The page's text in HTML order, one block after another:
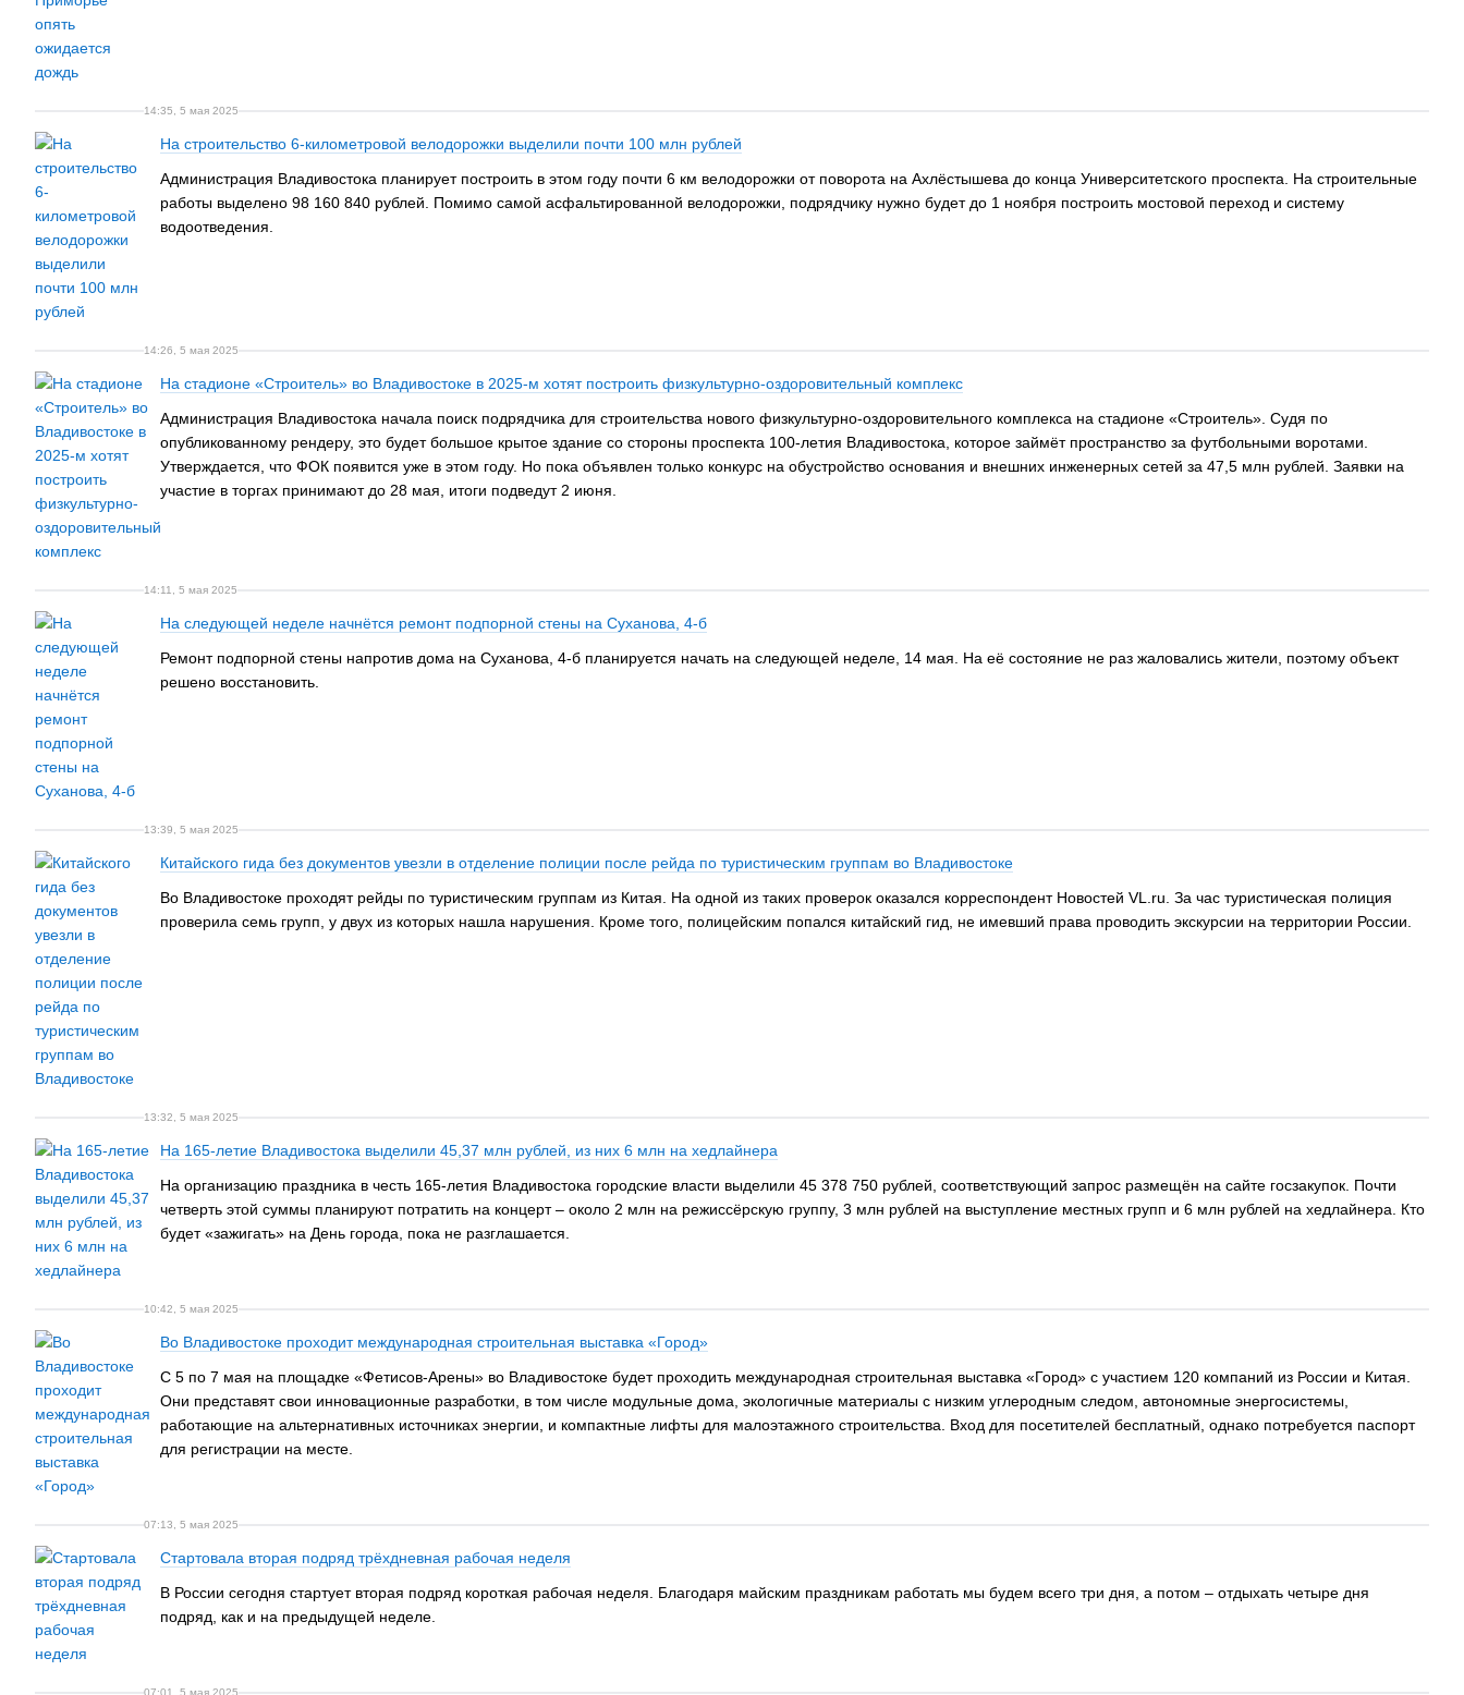
14:35, 5 мая 2025
На строительство 6-километровой велодорожки выделили почти 100 млн рублей
Администрация Владивостока планирует построить в этом году почти 6 км велодорожки от поворота на Ахлёстышева до конца Университетского проспекта. На строительные
работы выделено 98 160 840 рублей. Помимо самой асфальтированной велодорожки, подрядчику нужно будет до 1 ноября построить мостовой переход и систему
водоотведения.
14:26, 5 мая 2025
На стадионе «Строитель» во Владивостоке в 2025-м хотят построить физкультурно-оздоровительный комплекс
Администрация Владивостока начала поиск подрядчика для строительства нового физкультурно-оздоровительного комплекса на стадионе «Строитель». Судя по
опубликованному рендеру, это будет большое крытое здание со стороны проспекта 100-летия Владивостока, которое займёт пространство за футбольными воротами.
Утверждается, что ФОК появится уже в этом году. Но пока объявлен только конкурс на обустройство основания и внешних инженерных сетей за 47,5 млн рублей. Заявки на
участие в торгах принимают до 28 мая, итоги подведут 2 июня.
14:11, 5 мая 2025
На следующей неделе начнётся ремонт подпорной стены на Суханова, 4-б
Ремонт подпорной стены напротив дома на Суханова, 4-б планируется начать на следующей неделе, 14 мая. На её состояние не раз жаловались жители, поэтому объект
решено восстановить.
13:39, 5 мая 2025
Китайского гида без документов увезли в отделение полиции после рейда по туристическим группам во Владивостоке
Во Владивостоке проходят рейды по туристическим группам из Китая. На одной из таких проверок оказался корреспондент Новостей VL.ru. За час туристическая полиция
проверила семь групп, у двух из которых нашла нарушения. Кроме того, полицейским попался китайский гид, не имевший права проводить экскурсии на территории России.
13:32, 5 мая 2025
На 165-летие Владивостока выделили 45,37 млн рублей, из них 6 млн на хедлайнера
На организацию праздника в честь 165-летия Владивостока городские власти выделили 45 378 750 рублей, соответствующий запрос размещён на сайте госзакупок. Почти
четверть этой суммы планируют потратить на концерт – около 2 млн на режиссёрскую группу, 3 млн рублей на выступление местных групп и 6 млн рублей на хедлайнера. Кто
будет «зажигать» на День города, пока не разглашается.
10:42, 5 мая 2025
Во Владивостоке проходит международная строительная выставка «Город»
С 5 по 7 мая на площадке «Фетисов-Арены» во Владивостоке будет проходить международная строительная выставка «Город» с участием 120 компаний из России и Китая.
Они представят свои инновационные разработки, в том числе модульные дома, экологичные материалы с низким углеродным следом, автономные энергосистемы,
работающие на альтернативных источниках энергии, и компактные лифты для малоэтажного строительства. Вход для посетителей бесплатный, однако потребуется паспорт
для регистрации на месте.
07:13, 5 мая 2025
Стартовала вторая подряд трёхдневная рабочая неделя
В России сегодня стартует вторая подряд короткая рабочая неделя. Благодаря майским праздникам работать мы будем всего три дня, а потом – отдыхать четыре дня
подряд, как и на предыдущей неделе.
07:01, 5 мая 2025